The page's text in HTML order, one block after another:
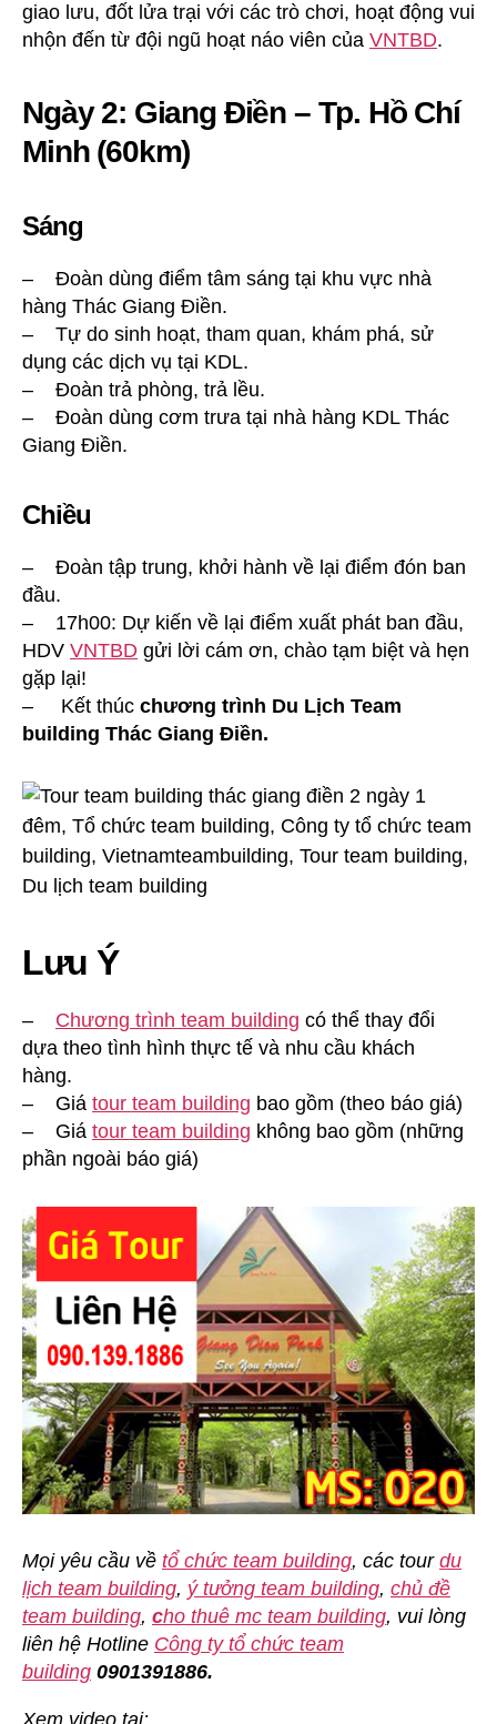
giao lưu, đốt lửa trại với các trò chơi, hoạt động vui
nhộn đến từ đội ngũ hoạt náo viên của VNTBD.
Ngày 2: Giang Điền – Tp. Hồ Chí
Minh (60km)
Sáng
– Đoàn dùng điểm tâm sáng tại khu vực nhà
hàng Thác Giang Điền.
– Tự do sinh hoạt, tham quan, khám phá, sử
dụng các dịch vụ tại KDL.
– Đoàn trả phòng, trả lều.
– Đoàn dùng cơm trưa tại nhà hàng KDL Thác
Giang Điền.
Chiều
– Đoàn tập trung, khởi hành về lại điểm đón ban
đầu.
– 17h00: Dự kiến về lại điểm xuất phát ban đầu,
HDV VNTBD gửi lời cám ơn, chào tạm biệt và hẹn
gặp lại!
– Kết thúc chương trình Du Lịch Team
building Thác Giang Điền.
Lưu Ý
– Chương trình team building có thể thay đổi
dựa theo tình hình thực tế và nhu cầu khách
hàng.
– Giá tour team building bao gồm (theo báo giá)
– Giá tour team building không bao gồm (những
phần ngoài báo giá)
Mọi yêu cầu về tổ chức team building, các tour du
lịch team building, ý tưởng team building, chủ đề
team building, cho thuê mc team building, vui lòng
liên hệ Hotline Công ty tổ chức team
building 0901391886.
Xem video tại: